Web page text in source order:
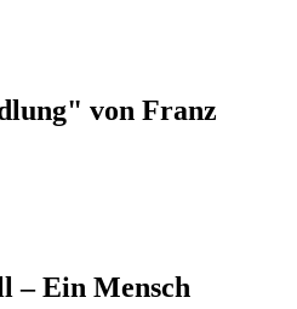
von Franz
– Ein Mensch